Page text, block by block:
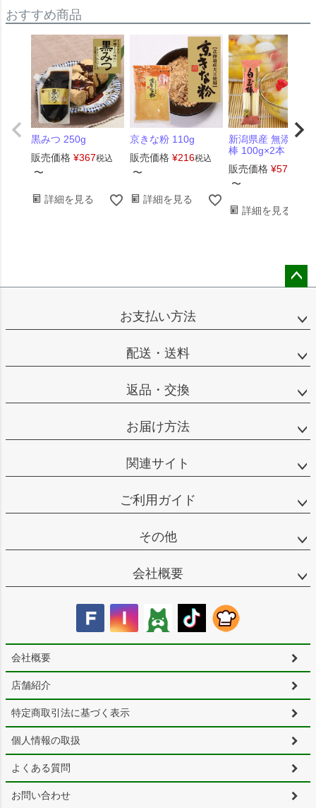
おすすめ商品
黒みつ 250g
販売価格 ¥367税込
〜
詳細を見る
京きな粉 110g
販売価格 ¥216税込
〜
詳細を見る
新潟県産 無添加白
棒 100g×2本
販売価格 ¥572
〜
詳細を見る
ップ
お支払い方法
配送・送料
返品・交換
お届け方法
関連サイト
ご利用ガイド
その他
会社概要
会社概要
店舗紹介
特定商取引法に基づく表示
個人情報の取扱
よくある質問
お問い合わせ